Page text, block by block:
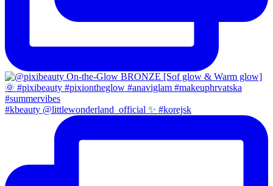
#kbeauty @littlewonderland_official ✨ #korejsk